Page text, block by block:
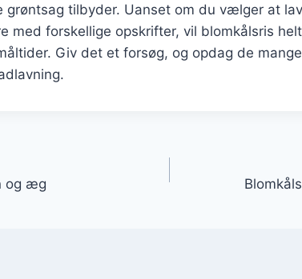
grøntsag tilbyder. Uanset om du vælger at
med forskellige opskrifter, vil blomkålsris
Giv det et forsøg, og opdag de
og æg